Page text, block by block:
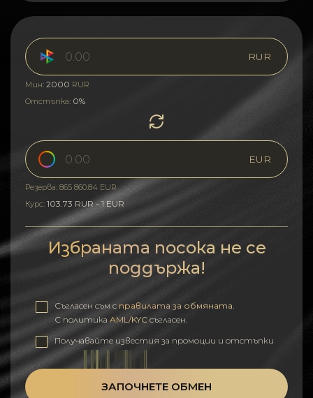
RUR
Мин: 2000 RUR
Отстъпка: 0%
EUR
Резерва: 865 860.84 EUR
Курс: 103.73 RUR - 1 EUR
Избраната посока не се
поддържа!
Съгласен съм с правилата за обмяната
С политика AML/KYC съгласен.
Получавайте известия за промоции и отстъпки
ЗАПОЧНЕТЕ ОБМЕН